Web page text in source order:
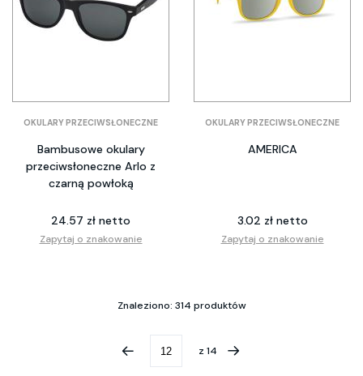
OKULARY PRZECIWSŁONECZNE
Bambusowe okulary
przeciwsłoneczne Arlo z
czarną powłoką
24.57 zł netto
Zapytaj o znakowanie
OKULARY PRZECIWSŁONECZNE
AMERICA
3.02 zł netto
Zapytaj o znakowanie
Znaleziono: 314 produktów
z 14